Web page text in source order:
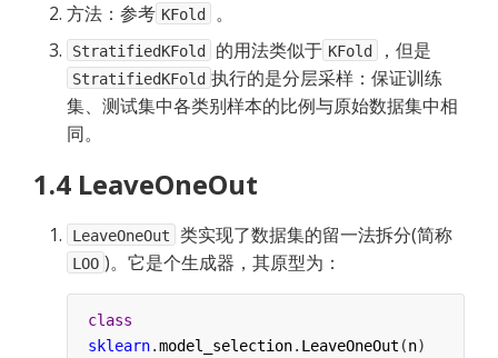
方法：参考 KFold 。
StratifiedKFold 的用法类似于 KFold ，但是
StratifiedKFold 执行的是分层采样：保证训练
集、测试集中各类别样本的比例与原始数据集中相
同。
1.4 LeaveOneOut
LeaveOneOut 类实现了数据集的留一法拆分(简称
LOO )。它是个生成器，其原型为：
class
sklearn.model_selection. LeaveOneOut (n)